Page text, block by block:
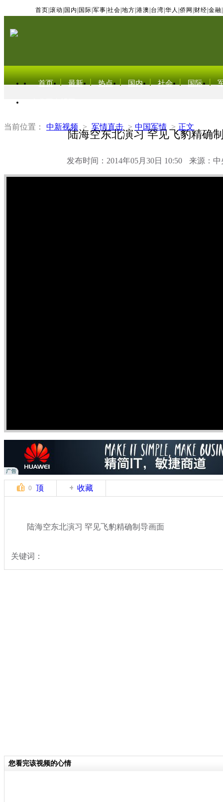
首页 滚动 国内 国际 军事 社会 地方 港澳 台湾 华人 侨网 财经 金融
首页 最新 热点 国内 社会 国际
当前位置： 中新视频 > 军情直击 > 中国军情 > 正文
陆海空东北演习 罕见飞豹精确
发布时间：2014年05月30日 10:50 来源：中
0 顶 收藏
陆海空东北演习 罕见飞豹精确制导画面
关键词：
您看完该视频的心情